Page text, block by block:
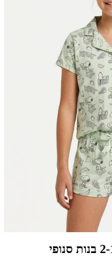
פיג'מה קיץ מכופתרת 2-12 בנות סנופי